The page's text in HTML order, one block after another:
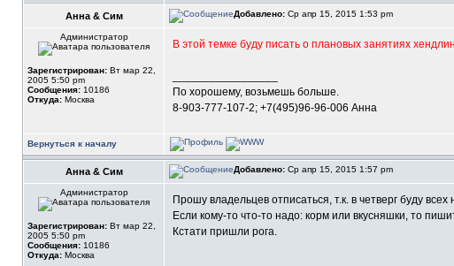
Анна & Сим Добавлено: Ср апр 15, 2015 1:53 pm
Администратор
Зарегистрирован: Вт мар 22,
2005 5:50 pm
Сообщения: 10186
Откуда: Москва
В этой темке буду писать о плановых занятиях
По хорошему, возьмешь больше.
8-903-777-107-2; +7(495)96-96-006 Анна
Вернуться к началу
Анна & Сим Добавлено: Ср апр 15, 2015 1:57 pm
Администратор
Зарегистрирован: Вт мар 22,
2005 5:50 pm
Сообщения: 10186
Откуда: Москва
Прошу владельцев отписаться, т.к. в четверг буду
Если кому-то что-то надо: корм или вкусняшки, то
Кстати пришли рога.